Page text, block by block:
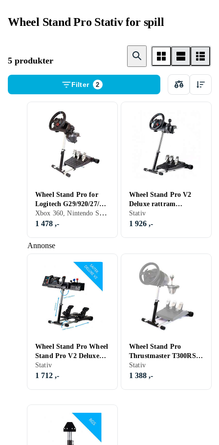
Wheel Stand Pro Stativ for spill
5 produkter
Filter 2
Annonse
Wheel Stand Pro for
Logitech G29/920/27/25
Deluxe V2
Xbox 360, Nintendo Switch, Stativ
1 478 ,-
Wheel Stand Pro V2
Deluxe rattram
Logitech
G25/G27/G29/G920/G92
Stativ
1 926 ,-
Wheel Stand Pro Wheel
Stand Pro V2 Deluxe
for Logitech Saitek Pro
Flight Yoke Sy
Stativ
1 712 ,-
Wheel Stand Pro
Thrustmaster T300RS
Deluxe V2
Stativ
1 388 ,-